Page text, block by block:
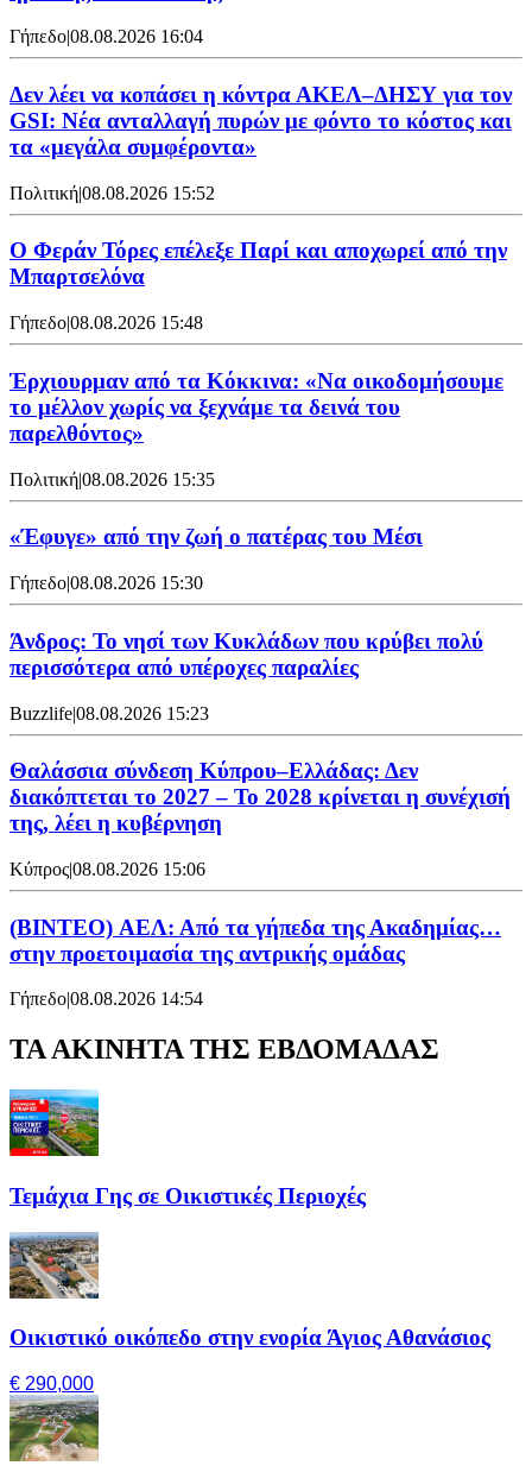
Γήπεδο|08.08.2026 16:04
Δεν λέει να κοπάσει η κόντρα ΑΚΕΛ–ΔΗΣΥ για τον
GSI: Νέα ανταλλαγή πυρών με φόντο το κόστος και
τα «μεγάλα συμφέροντα»
Πολιτική|08.08.2026 15:52
Ο Φεράν Τόρες επέλεξε Παρί και αποχωρεί από την
Μπαρτσελόνα
Γήπεδο|08.08.2026 15:48
Έρχιουρμαν από τα Κόκκινα: «Να οικοδομήσουμε
το μέλλον χωρίς να ξεχνάμε τα δεινά του
παρελθόντος»
Πολιτική|08.08.2026 15:35
«Έφυγε» από την ζωή ο πατέρας του Μέσι
Γήπεδο|08.08.2026 15:30
Άνδρος: Το νησί των Κυκλάδων που κρύβει πολύ
περισσότερα από υπέροχες παραλίες
Buzzlife|08.08.2026 15:23
Θαλάσσια σύνδεση Κύπρου–Ελλάδας: Δεν
διακόπτεται το 2027 – Το 2028 κρίνεται η συνέχισή
της, λέει η κυβέρνηση
Κύπρος|08.08.2026 15:06
(BINTEO) ΑΕΛ: Από τα γήπεδα της Ακαδημίας…
στην προετοιμασία της αντρικής ομάδας
Γήπεδο|08.08.2026 14:54
ΤΑ ΑΚΙΝΗΤΑ ΤΗΣ ΕΒΔΟΜΑΔΑΣ
Τεμάχια Γης σε Οικιστικές Περιοχές
Οικιστικό οικόπεδο στην ενορία Άγιος Αθανάσιος
€ 290,000